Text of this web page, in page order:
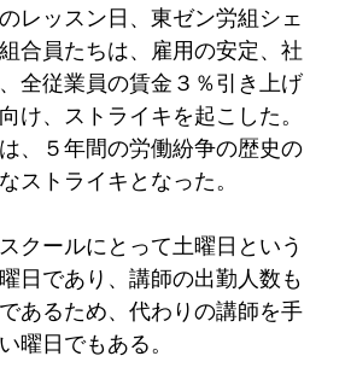
レッスン日、東ゼン労組シェ
合員たちは、雇用の安定、社
全従業員の賃金３％引き上げ
け、ストライキを起こした。
、５年間の労働紛争の歴史の
ストライキとなった。
クールにとって土曜日という
日であり、講師の出勤人数も
あるため、代わりの講師を手
曜日でもある。